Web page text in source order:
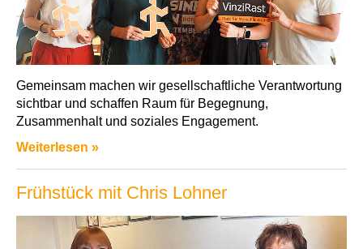
Gemeinsam machen wir gesellschaftliche Verantwortung
sichtbar und schaffen Raum für Begegnung,
Zusammenhalt und soziales Engagement.
Weiterlesen »
Frühstück mit Chris Lohner